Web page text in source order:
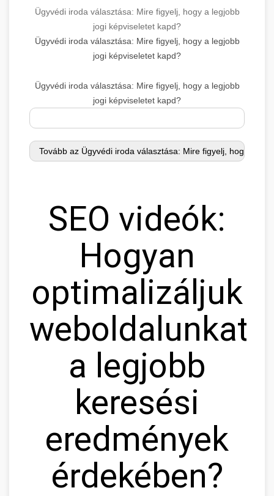
Ügyvédi iroda választása: Mire figyelj, hogy a legjobb
jogi képviseletet kapd?
Ügyvédi iroda választása: Mire figyelj, hogy a legjobb
jogi képviseletet kapd?
Ügyvédi iroda választása: Mire figyelj, hogy a legjobb
jogi képviseletet kapd?
SEO videók:
Hogyan
optimalizáljuk
weboldalunkat
a legjobb
keresési
eredmények
érdekében?